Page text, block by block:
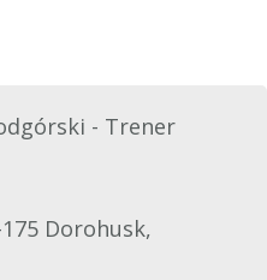
- Trener
Dorohusk,